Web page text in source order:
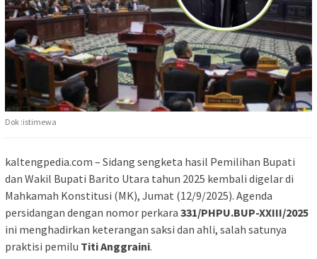
Dok :istimewa
kaltengpedia.com – Sidang sengketa hasil Pemilihan Bupati
dan Wakil Bupati Barito Utara tahun 2025 kembali digelar di
Mahkamah Konstitusi (MK), Jumat (12/9/2025). Agenda
persidangan dengan nomor perkara 331/PHPU.BUP-XXIII/2025
ini menghadirkan keterangan saksi dan ahli, salah satunya
praktisi pemilu Titi Anggraini.